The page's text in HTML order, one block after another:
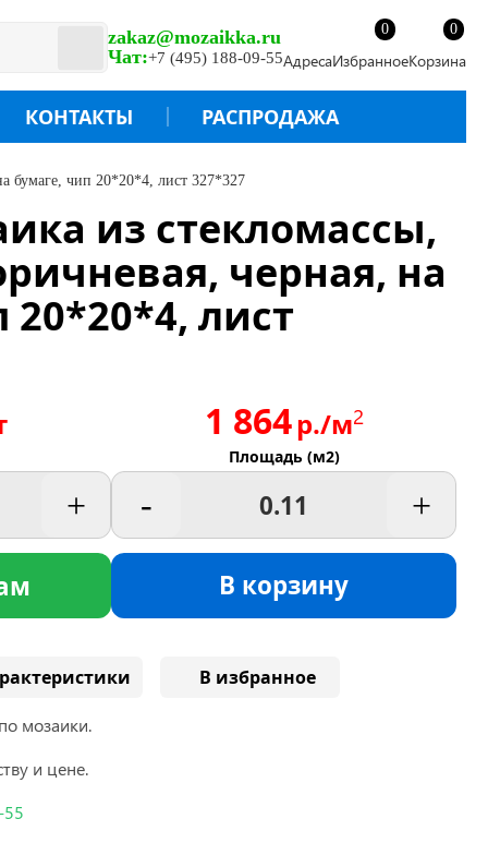
zakaz@mozaikka.ru
Чат:+7 (495) 188-09-55Адреса
0
ИзбранноеКорзина
0
КОНТАКТЫ РАСПРОДАЖА
бумаге, чип 20*20*4, лист 327*327
из стекломассы,
черная, на
20*20*4, лист
+
1 864р./м2
Площадь (м2)
- +
В корзину
В избранное
мозаики.
и цене.